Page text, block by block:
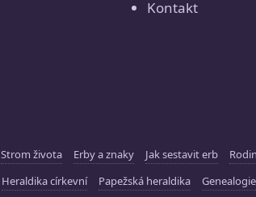
Kontakt
Strom života Erby a znaky Jak sestavit erb
Heraldika církevní Papežská heraldika Genealogie